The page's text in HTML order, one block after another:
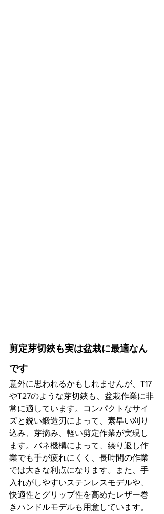
剪定芽切鋏も実は盆栽に最適なん
です
意外に思われるかもしれませんが、T17
やT27のような芽切鋏も、盆栽作業に非
常に適しています。コンパクトなサイ
ズと鋭い鍛造刃によって、素早い刈り
込み、芽摘み、軽い剪定作業が実現し
ます。バネ機構によって、繰り返し作
業でも手が疲れにくく、長時間の作業
では大きな利点になります。また、手
入れがしやすいステンレスモデルや、
快適性とグリップ性を高めたレザー巻
きハンドルモデルも用意しています。